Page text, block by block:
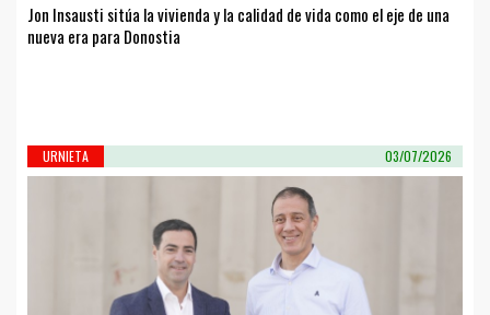
Jon Insausti sitúa la vivienda y la calidad de vida como el eje de una
nueva era para Donostia
URNIETA 03/07/2026